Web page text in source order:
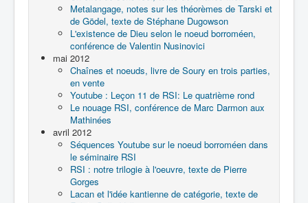
Metalangage, notes sur les théorèmes de Tarski et
de Gödel, texte de Stéphane Dugowson
L'existence de Dieu selon le noeud borroméen,
conférence de Valentin Nusinovici
mai 2012
Chaînes et noeuds, livre de Soury en trois parties,
en vente
Youtube : Leçon 11 de RSI: Le quatrième rond
Le nouage RSI, conférence de Marc Darmon aux
Mathinées
avril 2012
Séquences Youtube sur le noeud borroméen dans
le séminaire RSI
RSI : notre trilogie à l'oeuvre, texte de Pierre
Gorges
Lacan et l'idée kantienne de catégorie, texte de